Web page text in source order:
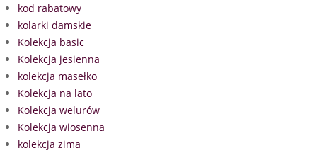
kod rabatowy
kolarki damskie
Kolekcja basic
Kolekcja jesienna
kolekcja masełko
Kolekcja na lato
Kolekcja welurów
Kolekcja wiosenna
kolekcja zima